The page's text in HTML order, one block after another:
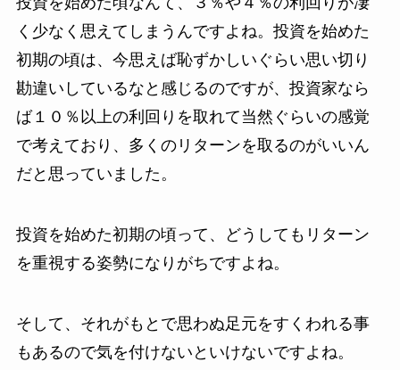
く少なく思えてしまうんですよね。投資を始めた
初期の頃は、今思えば恥ずかしいぐらい思い切り
勘違いしているなと感じるのですが、投資家なら
ば１０％以上の利回りを取れて当然ぐらいの感覚
で考えており、多くのリターンを取るのがいいん
だと思っていました。
投資を始めた初期の頃って、どうしてもリターン
を重視する姿勢になりがちですよね。
そして、それがもとで思わぬ足元をすくわれる事
もあるので気を付けないといけないですよね。